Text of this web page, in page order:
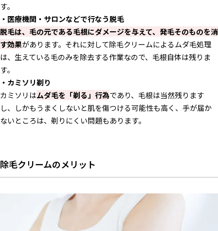
す。
・医療機関・サロンなどで行なう脱毛
脱毛は、毛の元である毛根にダメージを与えて、発毛そのものを消
す効果があります。それに対して除毛クリームによるムダ毛処理
は、生えている毛のみを除去する作業なので、毛根自体は残りま
す。
・カミソリ剃り
カミソリはムダ毛を「剃る」行為であり、毛根は当然残ります
し、しかもうまくしないと肌を傷つける可能性も高く、手が届か
ないところは、剃りにくい問題もあります。
除毛クリームのメリット